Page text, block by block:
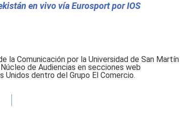
en vivo vía Eurosport por IOS
la Comunicación por la Universidad de San Martín
de Audiencias en secciones web
dentro del Grupo El Comercio.